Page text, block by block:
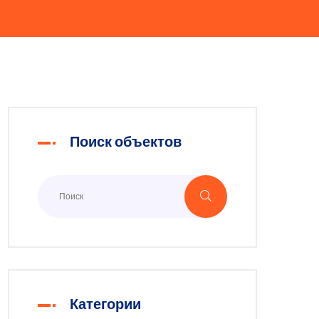
Поиск объектов
Категории